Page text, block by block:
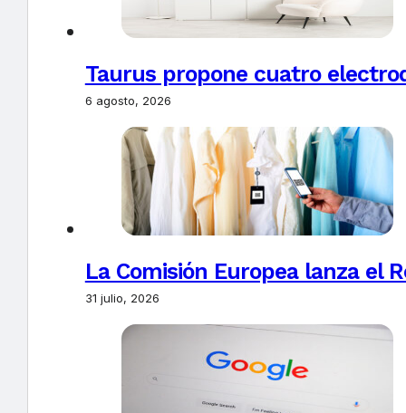
Taurus propone cuatro
6 agosto, 2026
La Comisión Europea lanza el
31 julio, 2026